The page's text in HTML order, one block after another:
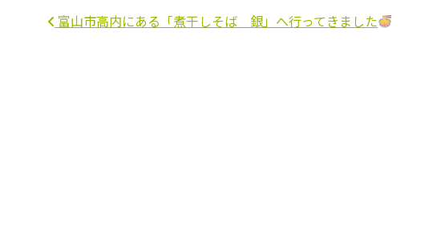
投稿ナビゲーション
富山市高内にある「煮干しそば 銀」へ行ってきました